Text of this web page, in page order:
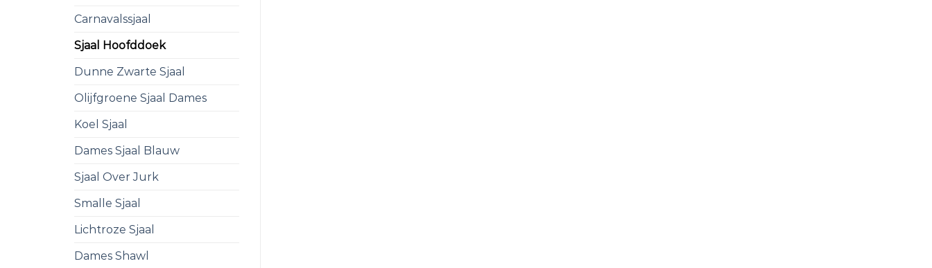
Carnavalssjaal
Sjaal Hoofddoek
Dunne Zwarte Sjaal
Olijfgroene Sjaal Dames
Koel Sjaal
Dames Sjaal Blauw
Sjaal Over Jurk
Smalle Sjaal
Lichtroze Sjaal
Dames Shawl